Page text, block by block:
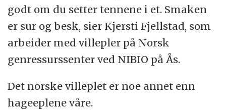
godt om du setter tennene i et. Smaken
er sur og besk, sier Kjersti Fjellstad, som
arbeider med villepler på Norsk
genressurssenter ved NIBIO på Ås.
Det norske villeplet er noe annet enn
hageeplene våre.